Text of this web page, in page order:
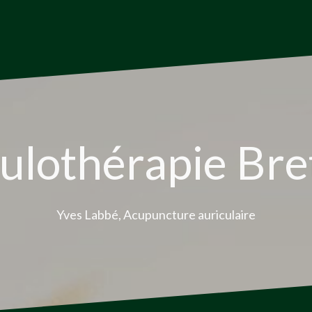
Yves Labbé, Acupuncture auriculaire